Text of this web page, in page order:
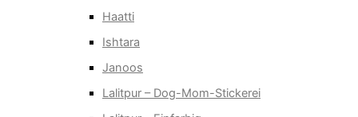
Haatti
Ishtara
Janoos
Lalitpur – Dog-Mom-Stickerei